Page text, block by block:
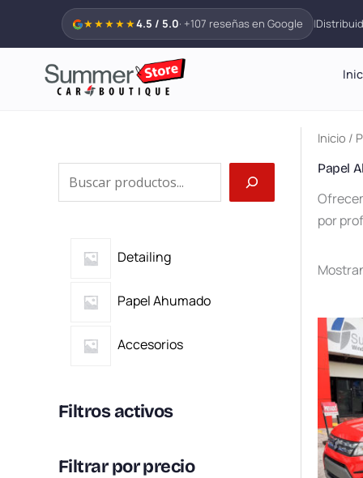
contenido
★★★★★4.5 / 5.0· +107 reseñas en Google |
u
Detailing
Papel Ahumado
Accesorios
Filtros activos
Filtrar por precio
Inicio /
Papel
por